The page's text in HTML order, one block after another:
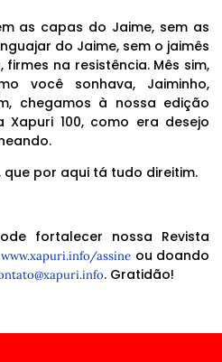
as capas do Jaime, sem as
do Jaime, sem o jaimês
na resistência. Mês sim,
você sonhava, Jaiminho,
chegamos à nossa edição
Xapuri 100, como era desejo
por aqui tá tudo direitim.
fortalecer nossa Revista
www.xapuri.info/assine ou doando
. Gratidão!